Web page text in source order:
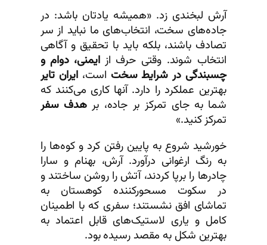
آرش لبخندی زد. «همیشه یادتان باشد: در
جاده‌های سخت، انتخاب‌های ما نباید از سر
تصادف باشند، بلکه باید با تحقیق و آگاهی
انتخاب شوند. وقتی حرف ازایمنی، دوام و
چسبندگی در شرایط سخت است، ایران تایر
بهترین عملکرد را دارد. آنها کاری می‌کنند که
شما به جای تمرکز بر جاده، برهدف سفر
تمرکز کنید.»
خورشید شروع به پایین رفتن کرد و کوه‌ها را
به رنگ ارغوانی درآورد. آرش، بهنام و سارا
چادرها را برپا کردند، آتش را روشن ساختند و
در سکوت مسحورکننده کوهستان به
تماشای افق نشستند؛ سفری که با اطمینان
کامل و یاری لاستیک‌های قابل اعتماد به
بهترین شکل به مقصد رسیده بود.